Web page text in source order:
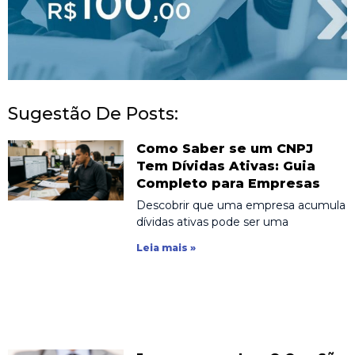
Sugestão De Posts:
Como Saber se um CNPJ
Tem Dívidas Ativas: Guia
Completo para Empresas
Descobrir que uma empresa acumula
dívidas ativas pode ser uma
Leia mais »